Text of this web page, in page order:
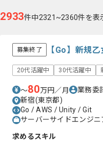
2933件中2321~2360件を表
募集終了 【Go】新規
20代活躍中 30代活躍中
〜80万円／月 業務委
新宿(東京都)
Go / AWS / Unity / Git
サーバーサイドエンジ
求めるスキル